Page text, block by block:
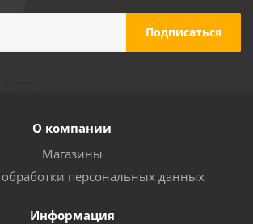
О компании
Магазины
персональных данных
Информация